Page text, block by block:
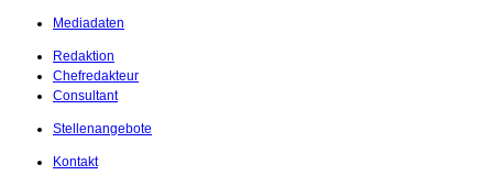
Mediadaten
Redaktion
Chefredakteur
Consultant
Stellenangebote
Kontakt